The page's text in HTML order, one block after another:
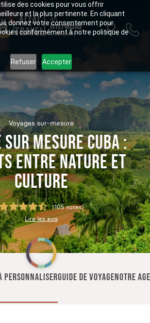
des cookies pour vous offrir
et la plus pertinente. En cliquant
donnez votre consentement pour
conformément à notre politique de
Refuser Accepter
ALTAÏ
TRAVEL
An
Intrepid
Company
Voyages sur-mesure
SUR MESURE CUBA :
ENTRE NATURE ET
CULTURE
(105 notes)
Lire les avis
PERSONNALISERGUIDE DE VOYAGENOTRE